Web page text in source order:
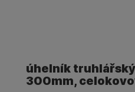
úhelník
300mm,